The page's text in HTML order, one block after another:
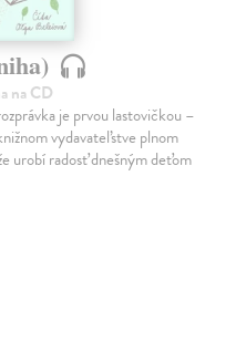
na CD
je prvou lastovičkou –
vydavateľstve plnom
urobí radosť dnešným deťom